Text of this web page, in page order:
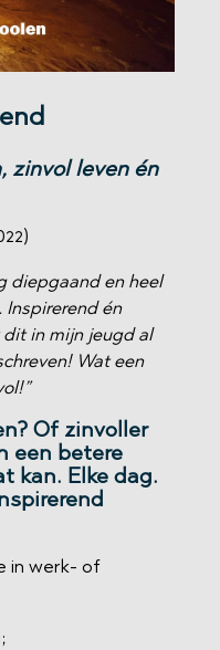
zinvol leven én
diepgaand en heel
Inspirerend én
in mijn jeugd al
Wat een
Of zinvoller
een betere
kan. Elke dag.
in werk- of